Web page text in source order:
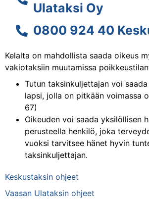
Ulataksi Oy
0800 924 40
Kelalta on mahdollista saada oikeus
vakiotaksiin muutamissa
Tutun taksinkuljettajan voi
lapsi, jolla on pitkään voimassa
67)
Oikeuden voi saada yksilöllisen
perusteella henkilö, joka
vuoksi tarvitsee hänet hyvin
taksinkuljettajan.
Keskustaksin ohjeet
Vaasan Ulataksin ohjeet